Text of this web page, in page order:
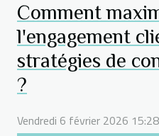
Comment
l'engagement
stratégies de
?
Vendredi 6 février 2026 15:28